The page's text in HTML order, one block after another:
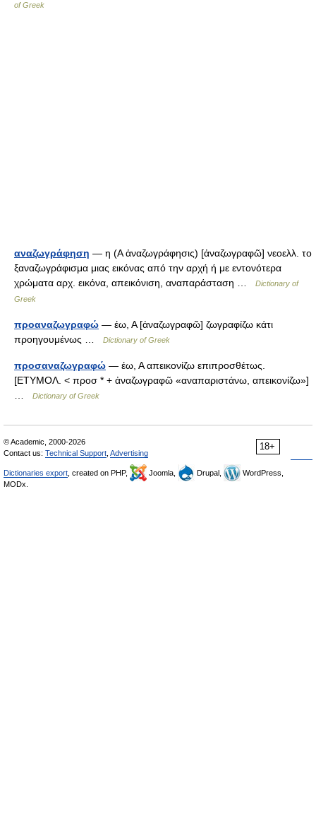
of Greek
αναζωγράφηση — η (Α ἀναζωγράφησις) [ἀναζωγραφῶ] νεοελλ. το
ξαναζωγράφισμα μιας εικόνας από την αρχή ή με εντονότερα
χρώματα αρχ. εικόνα, απεικόνιση, αναπαράσταση …
Dictionary of
Greek
προαναζωγραφώ — έω, Α [ἀναζωγραφῶ] ζωγραφίζω κάτι
προηγουμένως …
Dictionary of Greek
προσαναζωγραφώ — έω, Α απεικονίζω επιπροσθέτως.
[ΕΤΥΜΟΛ. < προσ * + ἀναζωγραφῶ «αναπαριστάνω, απεικονίζω»]
Dictionary of Greek
18+
© Academic, 2000-2026
Contact us: Technical Support Advertising
Dictionaries export , created on PHP, Joomla, Drupal,
WordPress,
MODx.